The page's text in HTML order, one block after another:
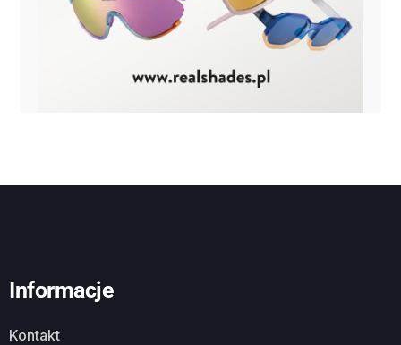
Informacje
Kontakt